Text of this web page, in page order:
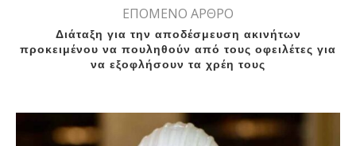
ΕΠΟΜΕΝΟ ΑΡΘΡΟ
Διάταξη για την αποδέσμευση ακινήτων
προκειμένου να πουληθούν από τους οφειλέτες για
να εξοφλήσουν τα χρέη τους